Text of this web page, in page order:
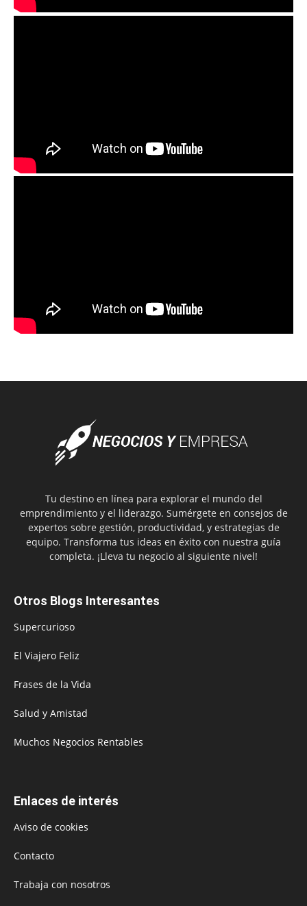
Tu destino en línea para explorar el mundo del
emprendimiento y el liderazgo. Sumérgete en consejos de
expertos sobre gestión, productividad, y estrategias de
equipo. Transforma tus ideas en éxito con nuestra guía
completa. ¡Lleva tu negocio al siguiente nivel!
Otros Blogs Interesantes
Supercurioso
El Viajero Feliz
Frases de la Vida
Salud y Amistad
Muchos Negocios Rentables
Enlaces de interés
Aviso de cookies
Contacto
Trabaja con nosotros